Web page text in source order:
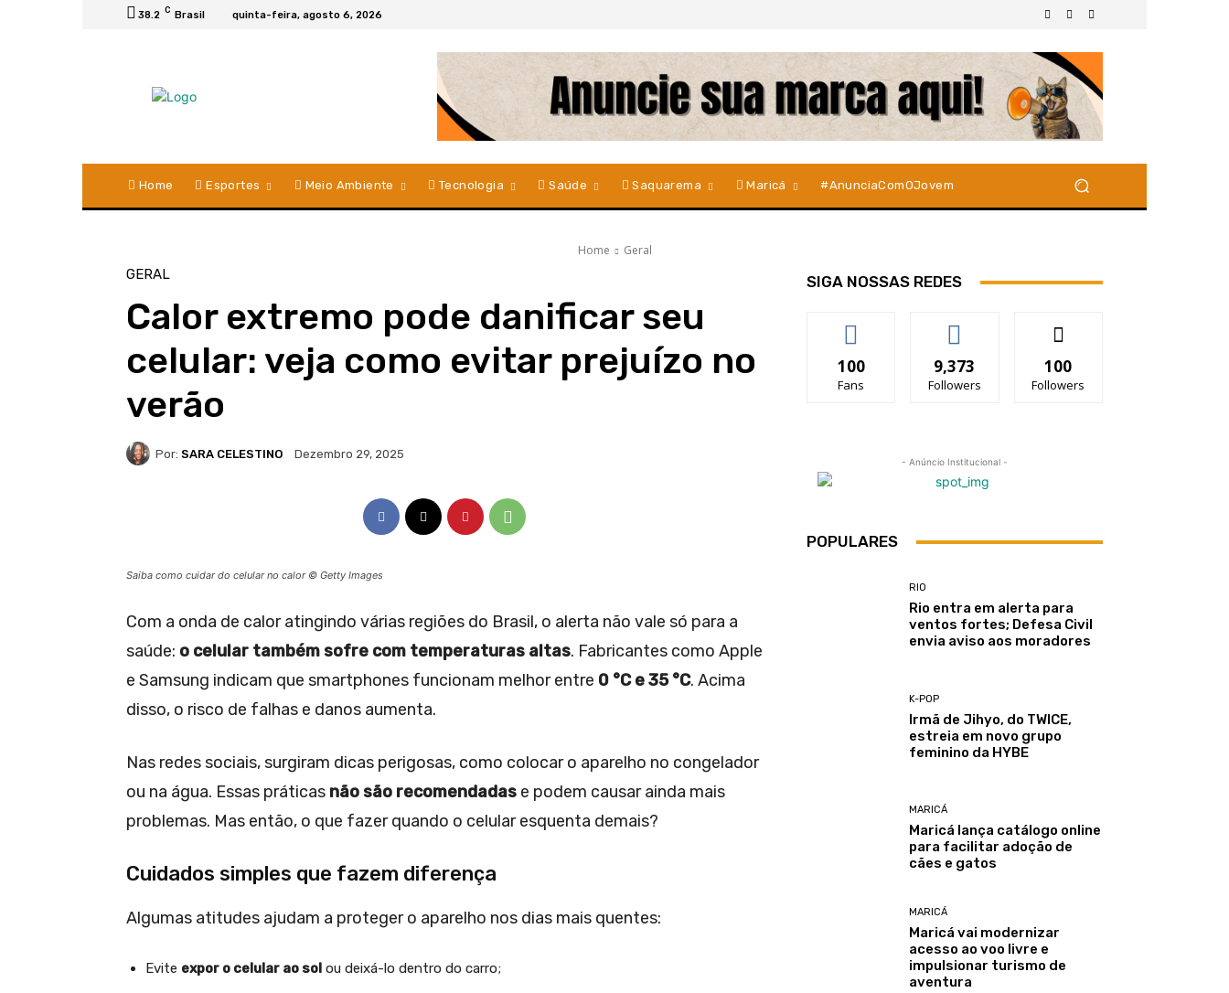
38.2 C Brasil quinta-feira, agosto 6, 2026
Home Esportes Meio Ambiente Tecnologia Saúde Saquarema Maricá #AnunciaComOJovem
Home Geral
GERAL
Calor extremo pode danificar seu
celular: veja como evitar prejuízo no
verão
Por: SARA CELESTINO Dezembro 29, 2025
Saiba como cuidar do celular no calor © Getty Images
Com a onda de calor atingindo várias regiões do Brasil, o alerta não vale só para a
saúde: o celular também sofre com temperaturas altas. Fabricantes como Apple
e Samsung indicam que smartphones funcionam melhor entre 0 °C e 35 °C. Acima
disso, o risco de falhas e danos aumenta.
Nas redes sociais, surgiram dicas perigosas, como colocar o aparelho no congelador
ou na água. Essas práticas não são recomendadas e podem causar ainda mais
problemas. Mas então, o que fazer quando o celular esquenta demais?
Cuidados simples que fazem diferença
Algumas atitudes ajudam a proteger o aparelho nos dias mais quentes:
Evite expor o celular ao sol ou deixá-lo dentro do carro;
SIGA NOSSAS REDES
100
Fans
9,373
Followers
100
Followers
- Anúncio Institucional -
POPULARES
RIO
Rio entra em alerta para
ventos fortes; Defesa Civil
envia aviso aos moradores
K-POP
Irmã de Jihyo, do TWICE,
estreia em novo grupo
feminino da HYBE
MARICÁ
Maricá lança catálogo online
para facilitar adoção de
cães e gatos
MARICÁ
Maricá vai modernizar
acesso ao voo livre e
impulsionar turismo de
aventura